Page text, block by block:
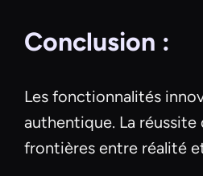
Conclusion :
Les fonctionnalités
authentique. La
frontières entre réalité